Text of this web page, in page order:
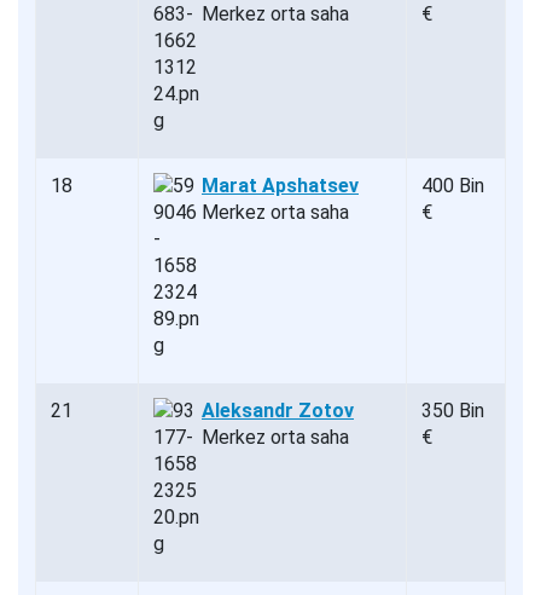
Merkez orta saha
€
18
Marat Apshatsev
Merkez orta saha
400 Bin
€
21
Aleksandr Zotov
Merkez orta saha
350 Bin
€